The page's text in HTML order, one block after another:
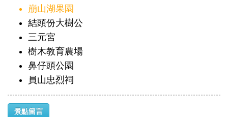
崩山湖果園
結頭份大樹公
三元宮
樹木教育農場
鼻仔頭公園
員山忠烈祠
景點留言